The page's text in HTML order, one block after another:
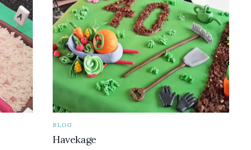
BLOG
Havekage